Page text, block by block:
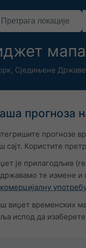
, Сједињене Државе
прогноза
прогнозе
сајт. Користите
је прилагодљив
те измене и
употребу
виџет временских
испод да